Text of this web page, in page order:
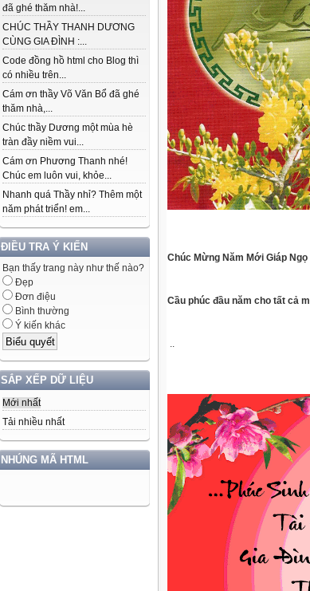
đã ghé thăm nhà!...
CHÚC THẦY THANH DƯƠNG
CÙNG GIA ĐÌNH :...
Code đồng hồ html cho Blog thì
có nhiều trên...
Cám ơn thầy Võ Văn Bổ đã ghé
thăm nhà,...
Chúc thầy Dương một mùa hè
tràn đầy niềm vui...
Cám ơn Phương Thanh nhé!
Chúc em luôn vui, khỏe...
Nhanh quá Thầy nhỉ? Thêm một
năm phát triển! em...
ĐIỀU TRA Ý KIẾN
Bạn thấy trang này như thế nào?
Đẹp
Đơn điệu
Bình thường
Ý kiến khác
SẮP XẾP DỮ LIỆU
Mới nhất
Tải nhiều nhất
NHÚNG MÃ HTML
Chúc Mừng Năm Mới Giáp Ngọ
Cầu phúc đầu năm cho tất cả
..